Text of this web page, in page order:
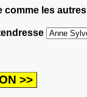
comme les autres